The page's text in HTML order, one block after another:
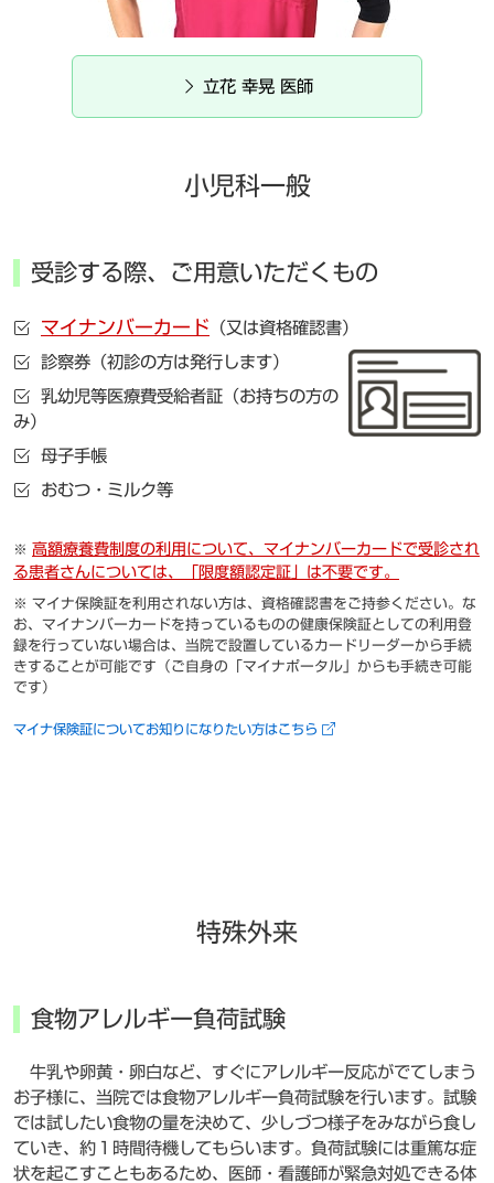
立花 幸晃 医師
小児科一般
受診する際、ご用意いただくもの
マイナンバーカード （又は資格確認書）
診察券 （初診の方は発行します）
乳幼児等医療費受給者証 （お持ちの方の
み）
母子手帳
おむつ・ミルク等
高額療養費制度の利用について、マイナンバーカードで受診され
る患者さんについては、「限度額認定証」は不要です。
マイナ保険証を利用されない方は、資格確認書をご持参ください。な
お、マイナンバーカードを持っているものの健康保険証としての利用登
録を行っていない場合は、当院で設置しているカードリーダーから手続
きすることが可能です（ご自身の「マイナポータル」からも手続き可能
です）
マイナ保険証についてお知りになりたい方はこちら
特殊外来
食物アレルギー負荷試験
牛乳や卵黄・卵白など、すぐにアレルギー反応がでてしまう
お子様に、当院では食物アレルギー負荷試験を行います。試験
では試したい食物の量を決めて、少しづつ様子をみながら食し
ていき、約１時間待機してもらいます。負荷試験には重篤な症
状を起こすこともあるため、医師・看護師が緊急対処できる体